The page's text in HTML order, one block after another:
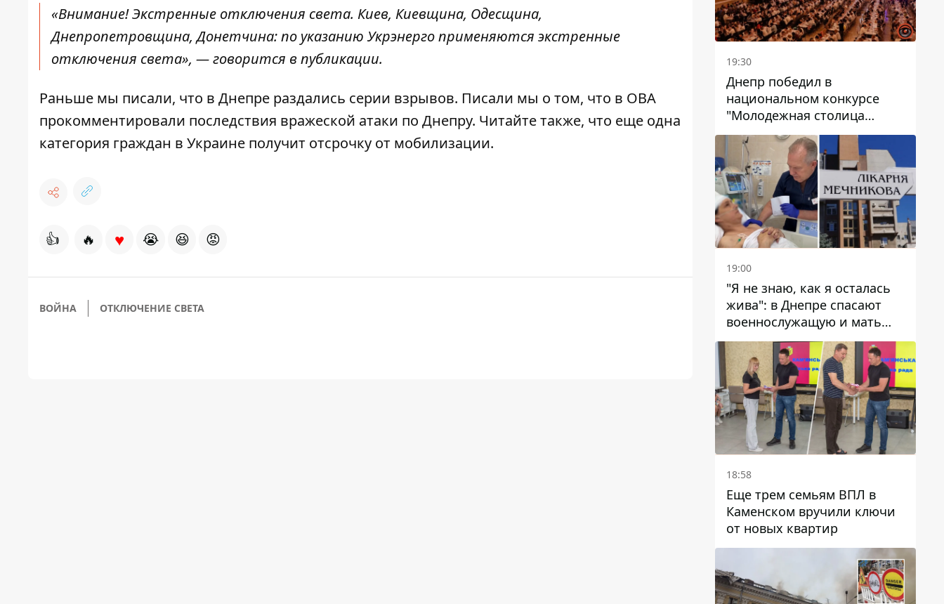
«Внимание! Экстренные отключения света. Киев, Киевщина, Одесщина,
Днепропетровщина, Донетчина: по указанию Укрэнерго применяются экстренные
отключения света», — говорится в публикации.
Раньше мы писали, что в Днепре раздались серии взрывов. Писали мы о том, что в ОВА
прокомментировали последствия вражеской атаки по Днепру. Читайте также, что еще одна
категория граждан в Украине получит отсрочку от мобилизации.
👍 🔥 ♥ 😭 😆 😡
ВОЙНА ОТКЛЮЧЕНИЕ СВЕТА
19:30
Днепр победил в
национальном конкурсе
"Молодежная столица
Украины – 2026"
19:00
"Я не знаю, как я осталась
жива": в Днепре спасают
военнослужащую и мать
четверых детей, которую
ранил КАБ
18:58
Еще трем семьям ВПЛ в
Каменском вручили ключи
от новых квартир